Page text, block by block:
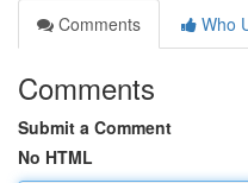
Comments
Who
Comments
Submit a Comment
No HTML